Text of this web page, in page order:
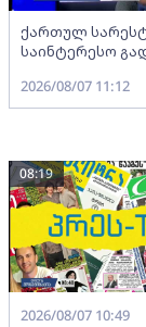
ქართულ
საინტერესო
2026/08/07 11:12
08:19
2026/08/07 10:49